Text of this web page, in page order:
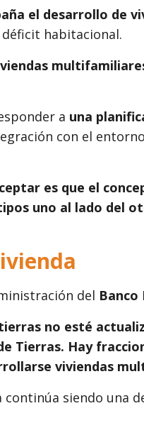
el desarrollo de
habitacional.
a una
con el
es que el
uno al lado del
del Banco
no esté
Tierras. Hay
viviendas
continúa siendo una